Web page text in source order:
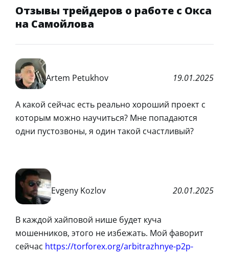
Отзывы трейдеров о работе с Окса
на Самойлова
Artem Petukhov 19.01.2025
А какой сейчас есть реально хороший проект с
которым можно научиться? Мне попадаются
одни пустозвоны, я один такой счастливый?
Evgeny Kozlov 20.01.2025
В каждой хайповой нише будет куча
мошенников, этого не избежать. Мой фаворит
сейчас https://torforex.org/arbitrazhnye-p2p-